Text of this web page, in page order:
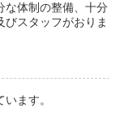
な体制の整備、十分
スタッフがおりま
ます。